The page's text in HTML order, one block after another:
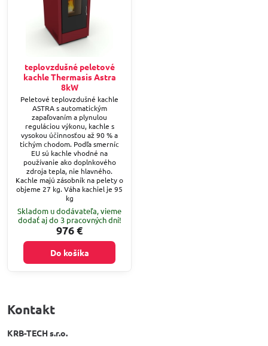
teplovzdušné peletové
kachle Thermasis Astra
8kW
Peletové teplovzdušné kachle
ASTRA s automatickým
zapaľovaním a plynulou
reguláciou výkonu, kachle s
vysokou účinnosťou až 90 % a
tichým chodom. Podľa smerníc
EU sú kachle vhodné na
používanie ako doplnkového
zdroja tepla, nie hlavného.
Kachle majú zásobník na pelety o
objeme 27 kg. Váha kachiel je 95
kg
Skladom u dodávateľa, vieme
dodať aj do 3 pracovných dní!
976 €
Do košíka
Kontakt
KRB-TECH s.r.o.